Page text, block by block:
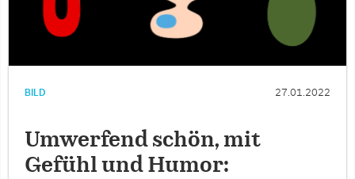
BILD 27.01.2022
Umwerfend schön, mit
Gefühl und Humor: